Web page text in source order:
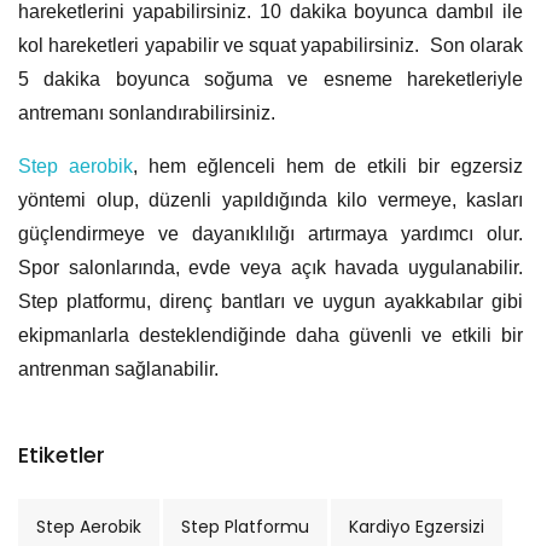
hareketlerini yapabilirsiniz. 10 dakika boyunca dambıl ile
kol hareketleri yapabilir ve squat yapabilirsiniz. Son olarak
5 dakika boyunca soğuma ve esneme hareketleriyle
antremanı sonlandırabilirsiniz.
Step aerobik, hem eğlenceli hem de etkili bir egzersiz
yöntemi olup, düzenli yapıldığında kilo vermeye, kasları
güçlendirmeye ve dayanıklılığı artırmaya yardımcı olur.
Spor salonlarında, evde veya açık havada uygulanabilir.
Step platformu, direnç bantları ve uygun ayakkabılar gibi
ekipmanlarla desteklendiğinde daha güvenli ve etkili bir
antrenman sağlanabilir.
Etiketler
Step Aerobik Step Platformu Kardiyo Egzersizi